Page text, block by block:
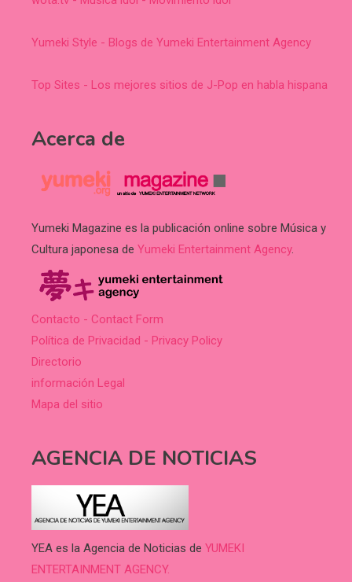
Yumeki Style - Blogs de Yumeki Entertainment Agency
Top Sites - Los mejores sitios de J-Pop en habla hispana
Acerca de
Yumeki Magazine es la publicación online sobre Música y
Cultura japonesa de Yumeki Entertainment Agency.
Contacto - Contact Form
Política de Privacidad - Privacy Policy
Directorio
información Legal
Mapa del sitio
AGENCIA DE NOTICIAS
YEA es la Agencia de Noticias de YUMEKI
ENTERTAINMENT AGENCY.